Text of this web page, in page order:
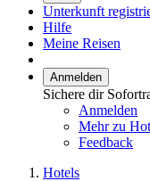
Unterkunft
Hilfe
Meine Reisen
Anmelden
Sichere dir
Anmelden
Mehr zu
Feedback
Hotels